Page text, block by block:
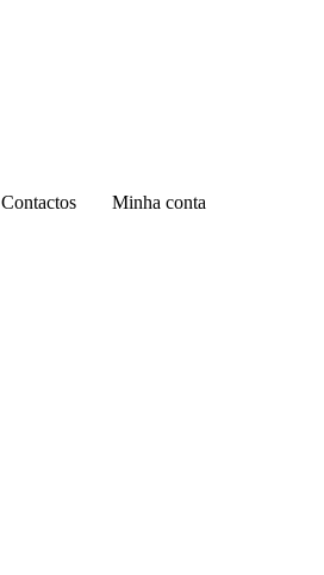
Contactos Minha conta